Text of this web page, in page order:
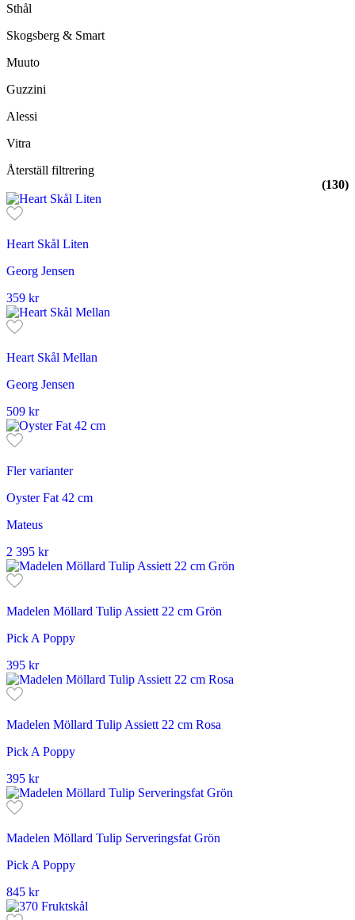
Sthål
Skogsberg & Smart
Muuto
Guzzini
Alessi
Vitra
Återställ filtrering
(130)
Heart Skål Liten
Georg Jensen
359 kr
Heart Skål Mellan
Georg Jensen
509 kr
Fler varianter
Oyster Fat 42 cm
Mateus
2 395 kr
Madelen Möllard Tulip Assiett 22 cm Grön
Pick A Poppy
395 kr
Madelen Möllard Tulip Assiett 22 cm Rosa
Pick A Poppy
395 kr
Madelen Möllard Tulip Serveringsfat Grön
Pick A Poppy
845 kr